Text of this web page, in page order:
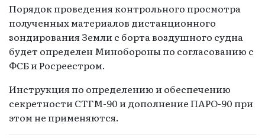
Порядок проведения контрольного просмотра
полученных материалов дистанционного
зондирования Земли с борта воздушного судна
будет определен Минобороны по согласованию с
ФСБ и Росреестром.
Инструкция по определению и обеспечению
секретности СТГМ-90 и дополнение ПАРО-90 при
этом не применяются.